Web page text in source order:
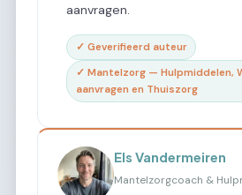
aanvragen.
✓ Geverifieerd auteur
✓ Mantelzorg — Hulpmiddelen,
aanvragen en Thuiszorg
Els Vandermeiren
Mantelzorgcoach &